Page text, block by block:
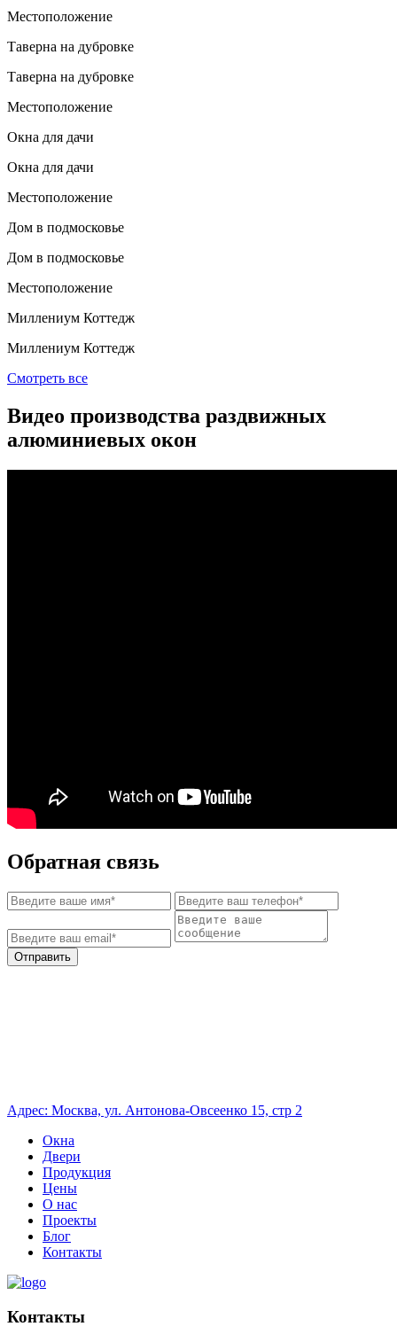
Местоположение
Таверна на дубровке
Таверна на дубровке
Местоположение
Окна для дачи
Окна для дачи
Местоположение
Дом в подмосковье
Дом в подмосковье
Местоположение
Миллениум Коттедж
Миллениум Коттедж
Смотреть все
Видео производства раздвижных
алюминиевых окон
Обратная связь
Отправить
Адрес: Москва, ул. Антонова-Овсеенко 15, стр 2
Окна
Двери
Продукция
Цены
О нас
Проекты
Блог
Контакты
Контакты